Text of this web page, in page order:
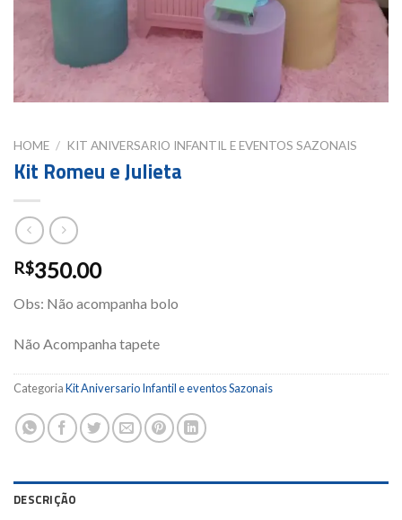
HOME / KIT ANIVERSARIO INFANTIL E EVENTOS SAZONAIS
Kit Romeu e Julieta
R$350.00
Obs: Não acompanha bolo
Não Acompanha tapete
CategoriaKit Aniversario Infantil e eventos Sazonais
DESCRIÇÃO